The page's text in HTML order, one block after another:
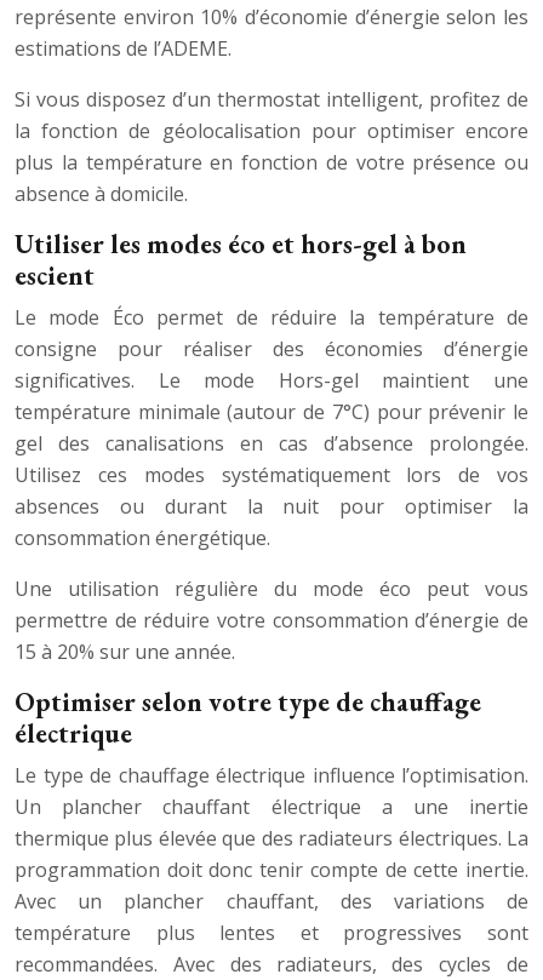
représente environ 10% d’économie d’énergie selon les
estimations de l’ADEME.
Si vous disposez d’un thermostat intelligent, profitez de
la fonction de géolocalisation pour optimiser encore
plus la température en fonction de votre présence ou
absence à domicile.
Utiliser les modes éco et hors-gel à bon
escient
Le mode Éco permet de réduire la température de
consigne pour réaliser des économies d’énergie
significatives. Le mode Hors-gel maintient une
température minimale (autour de 7°C) pour prévenir le
gel des canalisations en cas d’absence prolongée.
Utilisez ces modes systématiquement lors de vos
absences ou durant la nuit pour optimiser la
consommation énergétique.
Une utilisation régulière du mode éco peut vous
permettre de réduire votre consommation d’énergie de
15 à 20% sur une année.
Optimiser selon votre type de chauffage
électrique
Le type de chauffage électrique influence l’optimisation.
Un plancher chauffant électrique a une inertie
thermique plus élevée que des radiateurs électriques. La
programmation doit donc tenir compte de cette inertie.
Avec un plancher chauffant, des variations de
température plus lentes et progressives sont
recommandées. Avec des radiateurs, des cycles de